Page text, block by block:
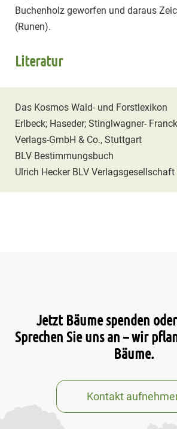
Buchenholz geworfen und daraus
(Runen).
Literatur
Das Kosmos Wald- und Forstlexikon
Erlbeck; Haseder; Stinglwagner-
Verlags-GmbH & Co., Stuttgart
BLV Bestimmungsbuch
Ulrich Hecker BLV Verlagsgesellschaft
Jetzt Bäume spenden
Sprechen Sie uns an – wir
Bäume.
Kontakt